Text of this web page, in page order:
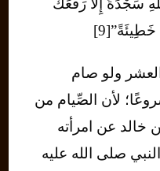
سَجْدَةً إِلَّا رَفَعَكَ
ولو صام
لأن الصِّيام من
خالد عن امرأته
صلى الله عليه